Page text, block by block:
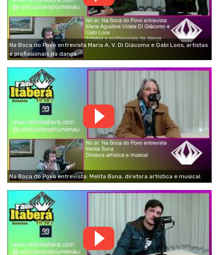
Na Boca do Povo entrevista Maria A. V. Di Giácomo e Gabi Loos, artistas
e profissionais da dança.
Na Boca do Povo entrevista: Melita Bona, diretora artística e musical.